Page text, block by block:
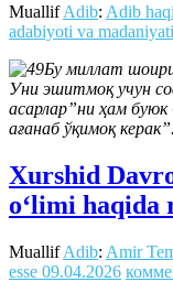
MuallifAdib: Adib
adabiyoti va madaniyati
Бу миллат
Уни эшитмоқ учун
асарлар”ни ҳам
ағанаб ўқимоқ
Xurshid
o‘limi haqida
MuallifAdib: Amir
esse 09.04.2026